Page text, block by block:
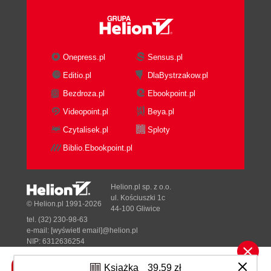
Książka 39,59 zł
Onepress.pl
Sensus.pl
Editio.pl
DlaBystrzakow.pl
Bezdroza.pl
Ebookpoint.pl
Videopoint.pl
Beya.pl
Czytalisek.pl
Sploty
Biblio.Ebookpoint.pl
© Helion.pl 1991-2026
Helion.pl sp. z o.o.
ul. Kościuszki 1c
44-100 Gliwice
tel. (32) 230-98-63
e-mail: [wyświetl email]@helion.pl
NIP: 6312636254